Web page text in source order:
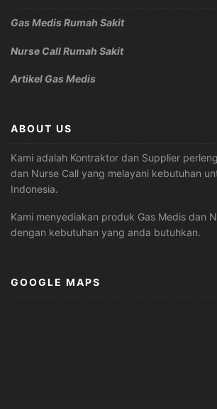
Gas Medis Rumah Sakit
Nurse Call Rumah Sakit
Artikel Gas Medis
ABOUT US
Kami adalah Kontraktor dan Supplier
dan Nurse Call yang melayani kebutuhan
Indonesia.
Kami menyediakan produk Gas Medis dan
dengan kebutuhan yang anda butuhkan.
GOOGLE MAPS